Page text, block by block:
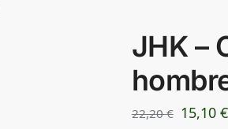
JHK –
22,20€ 15,10 €